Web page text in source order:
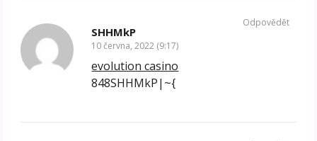
SHHMkP
10 června, 2022 (9:17)
evolution casino
848SHHMkP|~{
Odpovědět